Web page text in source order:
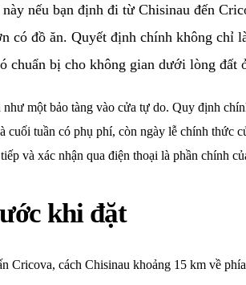
nếu bạn định đi từ Chisinau đến
có đồ ăn. Quyết định chính không chỉ
chuẩn bị cho không gian dưới lòng đất
một bảo tàng vào cửa tự do. Quy định
cuối tuần có phụ phí, còn ngày lễ chính
và xác nhận qua điện thoại là phần chính
khi đặt
Cricova, cách Chisinau khoảng 15 km về